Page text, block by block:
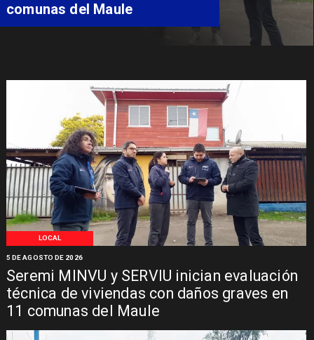
LOCAL
Seremi MINVU y SERVIU inician evaluación
técnica de viviendas con daños graves en
11 comunas del Maule
5 DE AGOSTO DE 2026
Síndrome de Intestino Corto